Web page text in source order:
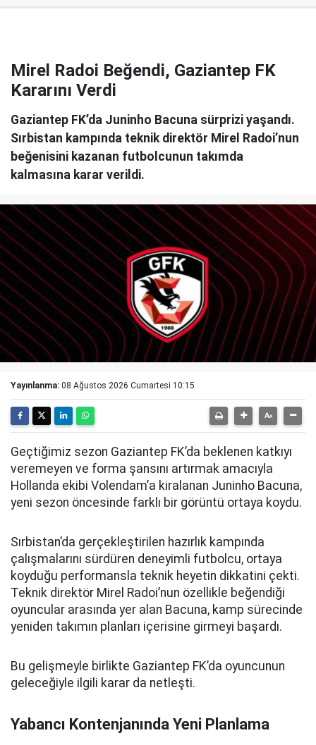
Mirel Radoi Beğendi, Gaziantep FK
Kararını Verdi
Gaziantep FK’da Juninho Bacuna sürprizi yaşandı.
Sırbistan kampında teknik direktör Mirel Radoi’nun
beğenisini kazanan futbolcunun takımda
kalmasına karar verildi.
Yayınlanma: 08 Ağustos 2026 Cumartesi 10:15
Geçtiğimiz sezon Gaziantep FK’da beklenen katkıyı
veremeyen ve forma şansını artırmak amacıyla
Hollanda ekibi Volendam’a kiralanan Juninho Bacuna,
yeni sezon öncesinde farklı bir görüntü ortaya koydu.
Sırbistan’da gerçekleştirilen hazırlık kampında
çalışmalarını sürdüren deneyimli futbolcu, ortaya
koyduğu performansla teknik heyetin dikkatini çekti.
Teknik direktör Mirel Radoi’nun özellikle beğendiği
oyuncular arasında yer alan Bacuna, kamp sürecinde
yeniden takımın planları içerisine girmeyi başardı.
Bu gelişmeyle birlikte Gaziantep FK’da oyuncunun
geleceğiyle ilgili karar da netleşti.
Yabancı Kontenjanında Yeni Planlama